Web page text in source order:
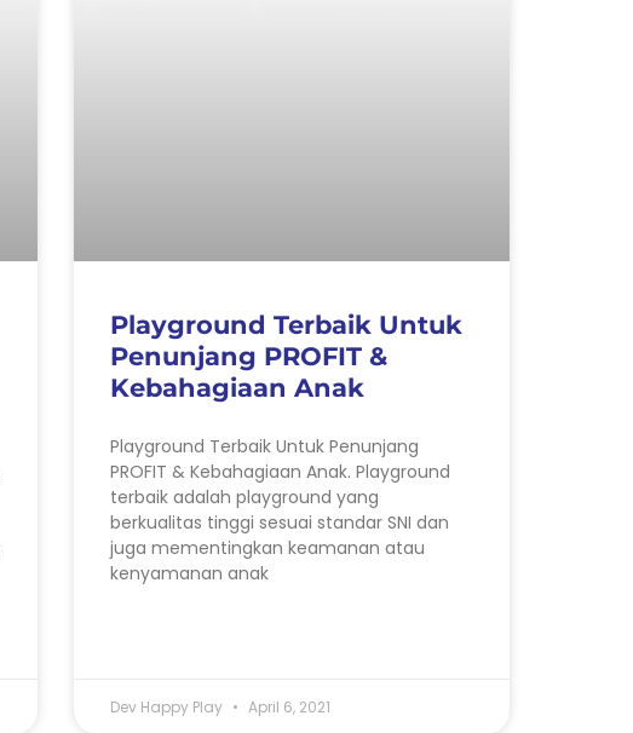
Playground Terbaik Untuk
Penunjang PROFIT &
Kebahagiaan Anak
Playground Terbaik Untuk Penunjang
PROFIT & Kebahagiaan Anak. Playground
terbaik adalah playground yang
berkualitas tinggi sesuai standar SNI dan
juga mementingkan keamanan atau
kenyamanan anak
Dev Happy Play April 6, 2021